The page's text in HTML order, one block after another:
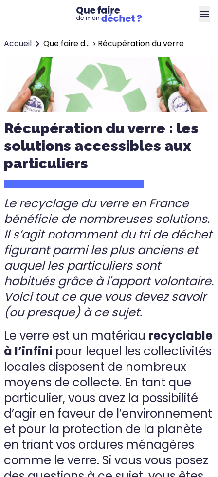
Accueil Que faire de mes déchets ? Récupération du verre
Récupération du verre : les
solutions accessibles aux
particuliers
Le recyclage du verre en France
bénéficie de nombreuses solutions.
Il s’agit notamment du tri de déchet
figurant parmi les plus anciens et
auquel les particuliers sont
habitués grâce à l'apport volontaire.
Voici tout ce que vous devez savoir
(ou presque) à ce sujet.
Le verre est un matériau recyclable
à l’infini pour lequel les collectivités
locales disposent de nombreux
moyens de collecte. En tant que
particulier, vous avez la possibilité
d’agir en faveur de l’environnement
et pour la protection de la planète
en triant vos ordures ménagères
comme le verre. Si vous vous posez